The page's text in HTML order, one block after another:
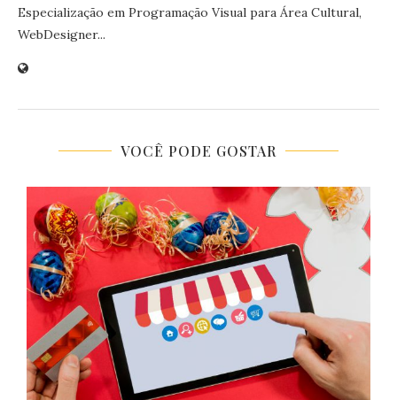
Especialização em Programação Visual para Área Cultural,
WebDesigner...
VOCÊ PODE GOSTAR